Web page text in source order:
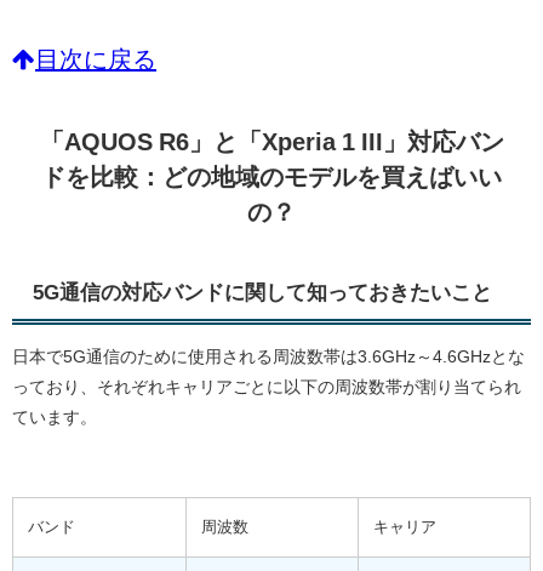
目次に戻る
「AQUOS R6」と「Xperia 1 III」対応バン
ドを比較：どの地域のモデルを買えばいい
の？
5G通信の対応バンドに関して知っておきたいこと
日本で5G通信のために使用される周波数帯は3.6GHz～4.6GHzとな
っており、それぞれキャリアごとに以下の周波数帯が割り当てられ
ています。
バンド 周波数 キャリア